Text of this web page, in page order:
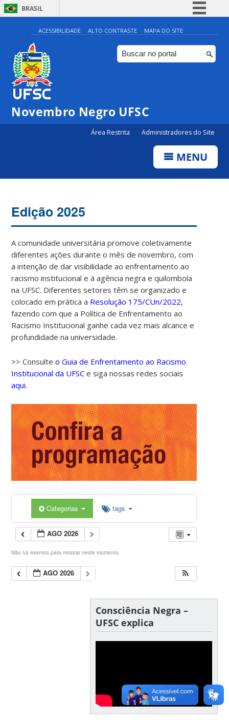
BRASIL
Simplifique!
Comunica BR
Participe
ACESSIBILIDADE ALTO CONTRASTE MAPA DO SITE
Novembro Negro UFSC
Área Restrita Administradores do Site
MENU
Edição 2025
A comunidade universitária promove coletivamente
diferentes ações durante o mês de novembro, com
a intenção de dar visibilidade ao enfrentamento ao
racismo institucional e à agência negra e quilombola
na UFSC. Diferentes setores têm se organizado e
colocado em prática a Resolução 175/CUn/2022,
fazendo com que a Política de Enfrentamento ao
Racismo Institucional ganhe cada vez mais alcance e
profundidade na universidade.
>> Consulteo Guia de Enfrentamento ao Racismo
Institucional da UFSC e siga nossas redes sociais
aqui.
Categorias tags
AGO 2026
Não há eventos para mostrar neste momento.
AGO 2026
Consciência Negra –
UFSC explica